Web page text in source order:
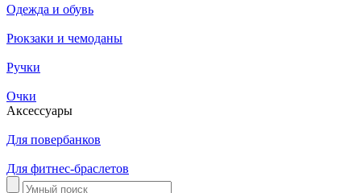
Одежда и обувь
Рюкзаки и чемоданы
Ручки
Очки
Аксессуары
Для повербанков
Для фитнес-браслетов